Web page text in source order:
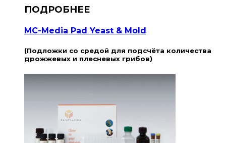
MC-Media Pad Yeast & Mold
(Подложки со средой для подсчёта количества
дрожжевых и плесневых грибов)